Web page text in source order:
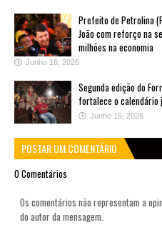
Prefeito de Petrolina
João com reforço na
milhões na economia
Junho 16, 2026
Segunda edição do
fortalece o calendário
Junho 16, 2026
POSTAR UM COMENTÁRIO
0 Comentários
Os comentários não representam a
do autor da mensagem.